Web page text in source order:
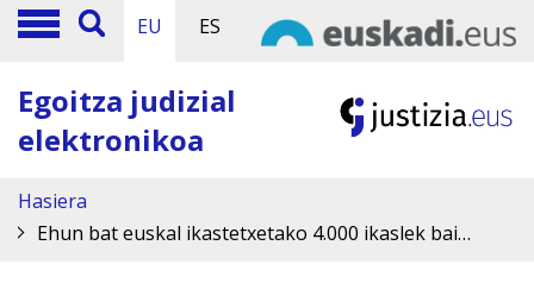
EU ES
Egoitza judizial
elektronikoa
Hasiera
Ehun bat euskal ikastetxetako 4.000 ikaslek baino gehiagok justiziaren funtzionamendua ezagutu dute ikasturte honetan "Justizian Heztea" programaren bidez